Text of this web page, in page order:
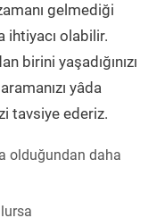
gelmediği
ihtiyacı olabilir.
birini yaşadığınızı
yâda
tavsiye ederiz.
olduğundan daha